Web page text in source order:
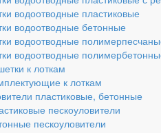
водоотводные пластиковые
водоотводные бетонные
водоотводные
водоотводные
к лоткам
к лоткам
пластиковые, бетонные
пескоуловители
пескоуловители